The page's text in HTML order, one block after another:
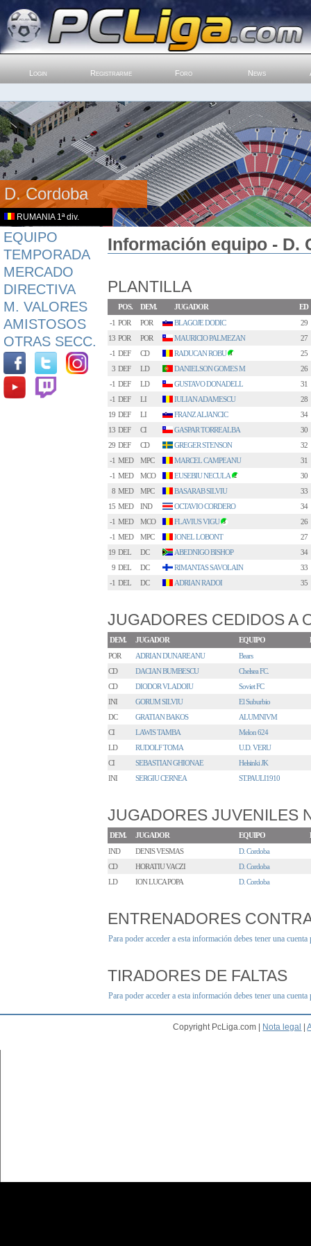
Login Registrarme Foro News
D. Cordoba
RUMANIA 1ª div.
EQUIPO
TEMPORADA
MERCADO
DIRECTIVA
M. VALORES
AMISTOSOS
OTRAS SECC.
Información equipo - D.
PLANTILLA
POS. DEM. JUGADOR
ED
-1 POR POR BLAGOJE DODIC
29
13 POR POR MAURICIO PALMEZAN
27
-1 DEF CD RADUCAN ROBU 1
25
3 DEF LD DANIELSON GOMES M
26
-1 DEF LD GUSTAVO DONADELL
31
-1 DEF LI IULIAN ADAMESCU
28
19 DEF LI FRANZ ALJANCIC
34
13 DEF CI GASPAR TORREALBA
30
29 DEF CD GREGER STENSON
32
-1 MED MPC MARCEL CAMPEANU
31
-1 MED MCO EUSEBIU NECULA 2
30
8 MED MPC BASARAB SILVIU
33
15 MED IND OCTAVIO CORDERO
34
-1 MED MCO FLAVIUS VIGU 3
26
-1 MED MPC IONEL LOBONT
27
19 DEL DC ABEDNIGO BISHOP
34
9 DEL DC RIMANTAS SAVOLAIN
33
-1 DEL DC ADRIAN RADOI 35
JUGADORES CEDIDOS A
DEM. JUGADOR EQUIPO
POR
ADRIAN DUNAREANU
Bears
CD
DACIAN BUMBESCU
Chelsea FC.
CD
DIODOR VLADOIU
Soviet FC
INI
GORUM SILVIU
El Suburbio
DC
GRATIAN BAKOS
ALUMNIVM
CI
LAWIS TAMBA
Melon 624
LD
RUDOLF TOMA
U.D. VERU
CI
SEBASTIAN GHIONAE
Helsinki JK
INI
SERGIU CERNEA ST.PAULI1910
JUGADORES JUVENILES
DEM. JUGADOR EQUIPO
IND
DENIS VESMAS
D. Cordoba
CD
HORATIU VACZI
D. Cordoba
LD
ION LUCA POPA D. Cordoba
ENTRENADORES
Para poder acceder a esta información debes tener una
TIRADORES DE FALTAS
Para poder acceder a esta información debes tener una
Copyright PcLiga.com | Nota legal |